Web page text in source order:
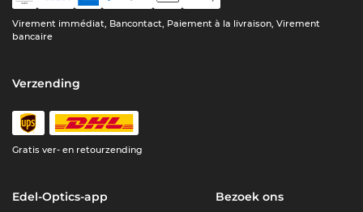
Virement immédiat, Bancontact, Paiement à la livraison, Virement
bancaire
Verzending
Gratis ver- en retourzending
Edel-Optics-app Bezoek ons